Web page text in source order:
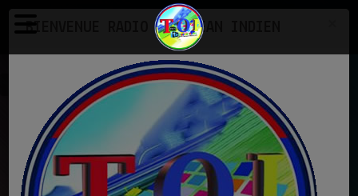
Vidéos
EN CE MOMENT
K KUMAR -ASHA
BIENVENUE RADIO TV OCEAN INDIEN